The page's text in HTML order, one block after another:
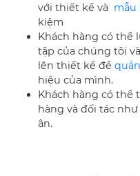
với thiết kế và mẫu
kiệm
Khách hàng có thể
tập của chúng tôi
lên thiết kế để
hiệu của mình.
Khách hàng có thể
hàng và đối tác
ân.